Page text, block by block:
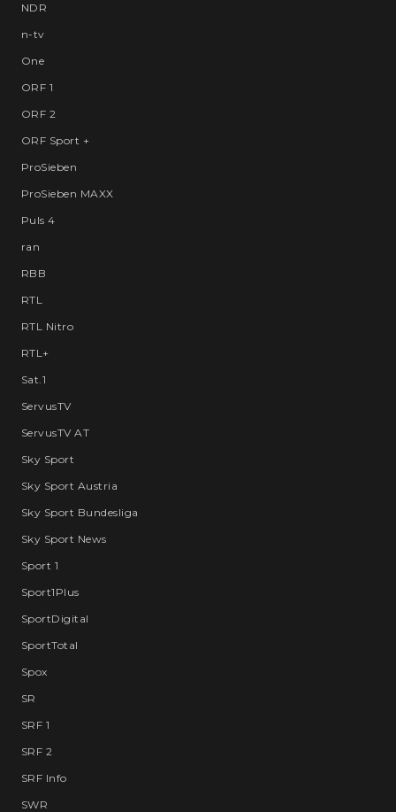
NDR
n-tv
One
ORF 1
ORF 2
ORF Sport +
ProSieben
ProSieben MAXX
Puls 4
ran
RBB
RTL
RTL Nitro
RTL+
Sat.1
ServusTV
ServusTV AT
Sky Sport
Sky Sport Austria
Sky Sport Bundesliga
Sky Sport News
Sport 1
Sport1Plus
SportDigital
SportTotal
Spox
SR
SRF 1
SRF 2
SRF Info
SWR